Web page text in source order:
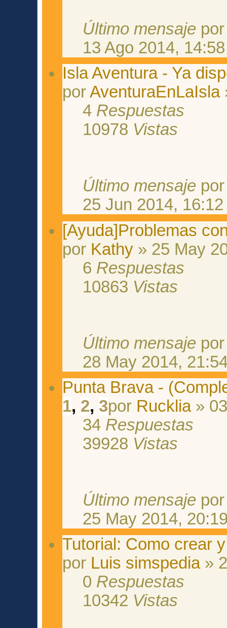
Último mensaje
13 Ago 2014, 14:58
Isla Aventura - Ya
porAventuraEnLaIsla
4 Respuestas
10978 Vistas
Último mensaje
25 Jun 2014, 16:12
[Ayuda]Problemas
por Kathy » 25 May
6 Respuestas
10863 Vistas
Último mensaje
28 May 2014,
Punta Brava -
1, 2, 3por Rucklia»
34 Respuestas
39928 Vistas
Último mensaje
25 May 2014,
Tutorial: Como crear
por Luis simspedia»
0 Respuestas
10342 Vistas